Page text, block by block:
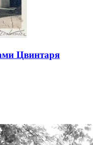
Цвинтаря